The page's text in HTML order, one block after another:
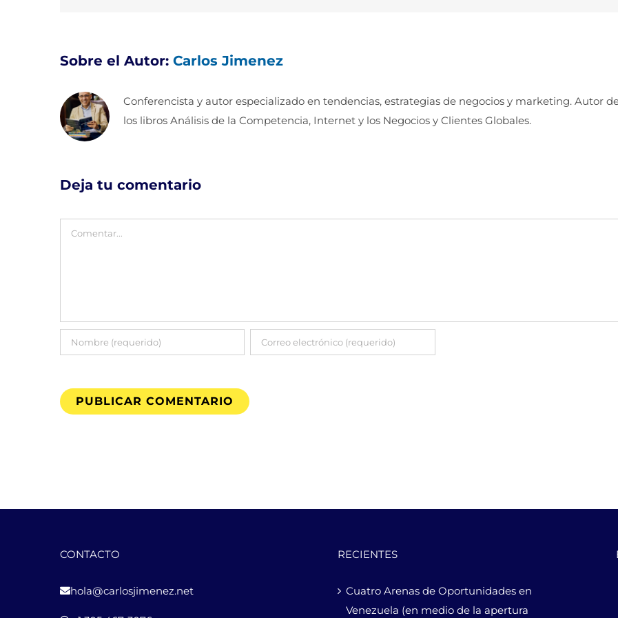
Sobre el Autor: Carlos Jimenez
Conferencista y autor especializado en tendencias, estrategias de negocios y marketing. Autor
los libros Análisis de la Competencia, Internet y los Negocios y Clientes Globales.
Deja tu comentario
Comentar
CONTACTO
hola@carlosjimenez.net
RECIENTES
Cuatro Arenas de Oportunidades en
Venezuela (en medio de la apertura